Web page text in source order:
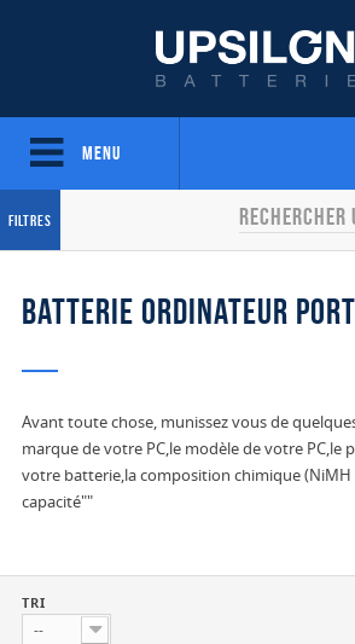
Menu
Filtres
Batterie ordinateur
Avant toute chose, munissez vous de
marque de votre PC,le modèle de votre PC,le
votre batterie,la composition chimique (NiMH
capacité""
TRI
--